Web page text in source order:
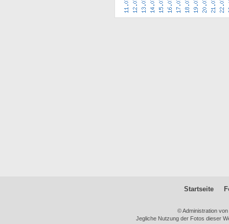
Startseite
© Administration
Jegliche Nutzung der Fotos dieser